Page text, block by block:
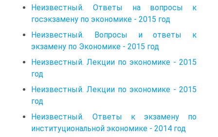
Неизвестный. Ответы на вопросы к
госэкзамену по экономике - 2015 год
Неизвестный. Вопросы и ответы к
экзамену по Экономике - 2015 год
Неизвестный. Лекции по экономике - 2015
год
Неизвестный. Лекции по экономике - 2015
год
Неизвестный. Ответы к экзамену по
институциональной экономике - 2014 год